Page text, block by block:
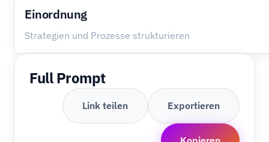
Einordnung
Strategien und Prozesse strukturieren
Full Prompt
Link teilen Exportieren